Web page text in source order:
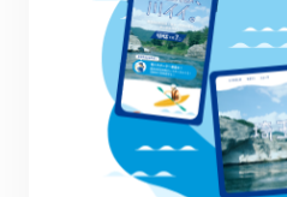
惧IA類（ごく近い将来
危険性が極めて高いも
希少野生動植物の種の
「県内希少野生動植物